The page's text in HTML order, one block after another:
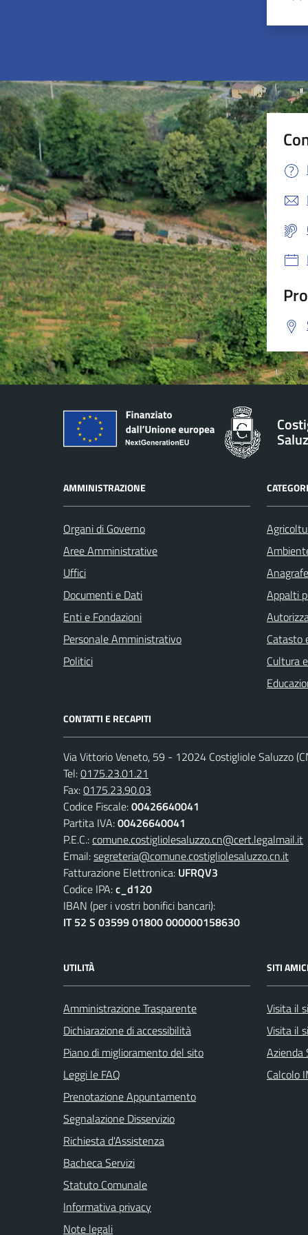
AMMINISTRAZIONE
Organi di Governo
Aree Amministrative
Uffici
Documenti e Dati
Enti e Fondazioni
Personale Amministrativo
Politici
Appalti
Catasto
Cultura
CONTATTI E RECAPITI
Via Vittorio Veneto, 59 - 12024 Costigliole Saluzzo
Tel:0175.23.01.21
Fax:0175.23.90.03
Codice Fiscale:00426640041
Partita IVA:00426640041
P.E.C.:comune.costigliolesaluzzo.cn@cert.legalmail.it
Email:segreteria@comune.costigliolesaluzzo.cn.it
Fatturazione Elettronica: UFRQV3
Codice IPA:c_d120
IBAN (per i vostri bonifici bancari):
IT 52 S 03599 01800 000000158630
UTILITÀ
Amministrazione Trasparente
Dichiarazione di accessibilità
Piano di miglioramento del sito
Leggi le FAQ
Prenotazione Appuntamento
Segnalazione Disservizio
Richiesta d'Assistenza
Bacheca Servizi
Statuto Comunale
Informativa privacy
Note legali
SITI AMICI
Visita il
Visita il
Azienda
Calcolo